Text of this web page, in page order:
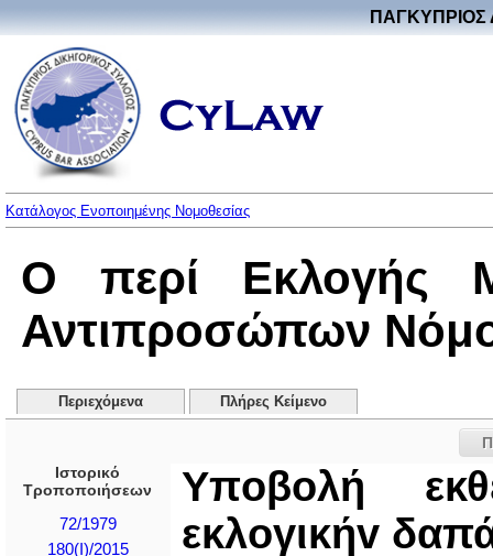
ΠΑΓΚΥΠΡΙΟΣ
Κατάλογος Ενοποιημένης Νομοθεσίας
Ο περί Εκλογής
Αντιπροσώπων
Περιεχόμενα Πλήρες Κείμενο
Ιστορικό
Τροποποιήσεων
72/1979
180(I)/2015
Υπoβoλή
εκλoγικήv